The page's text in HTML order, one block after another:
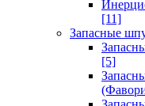
[11]
Запасные
[5]